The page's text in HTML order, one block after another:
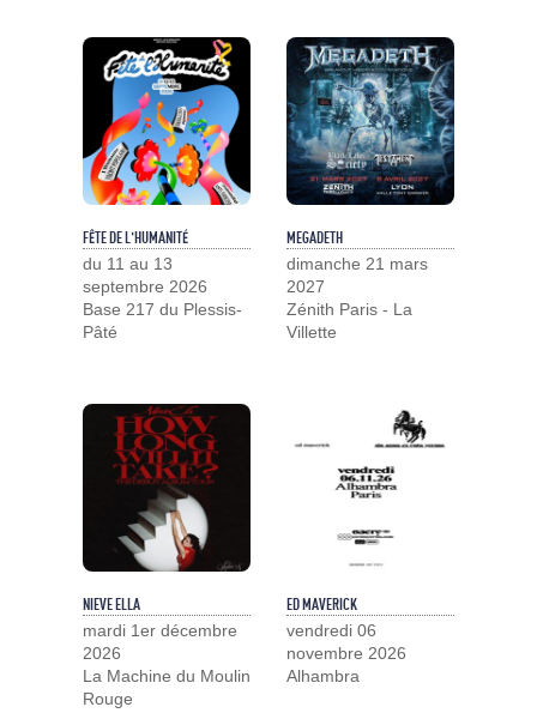
FÊTE DE L'HUMANITÉ
du 11 au 13
septembre 2026
Base 217 du Plessis-
Pâté
MEGADETH
dimanche 21 mars
2027
Zénith Paris - La
Villette
NIEVE ELLA
mardi 1er décembre
2026
La Machine du Moulin
Rouge
ED MAVERICK
vendredi 06
novembre 2026
Alhambra